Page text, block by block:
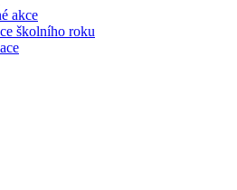
akce
školního roku